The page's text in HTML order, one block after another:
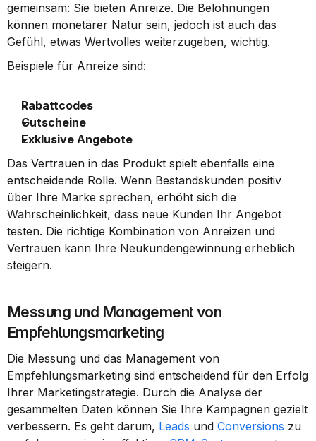
gemeinsam: Sie bieten Anreize. Die Belohnungen
können monetärer Natur sein, jedoch ist auch das
Gefühl, etwas Wertvolles weiterzugeben, wichtig.
Beispiele für Anreize sind:
Rabattcodes
Gutscheine
Exklusive Angebote
Das Vertrauen in das Produkt spielt ebenfalls eine
entscheidende Rolle. Wenn Bestandskunden positiv
über Ihre Marke sprechen, erhöht sich die
Wahrscheinlichkeit, dass neue Kunden Ihr Angebot
testen. Die richtige Kombination von Anreizen und
Vertrauen kann Ihre Neukundengewinnung erheblich
steigern.
Messung und Management von
Empfehlungsmarketing
Die Messung und das Management von
Empfehlungsmarketing sind entscheidend für den Erfolg
Ihrer Marketingstrategie. Durch die Analyse der
gesammelten Daten können Sie Ihre Kampagnen gezielt
verbessern. Es geht darum, Leads und Conversions zu